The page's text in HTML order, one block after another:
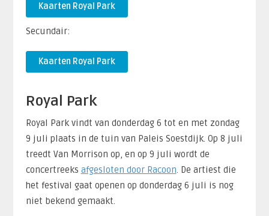
Kaarten Royal Park
Secundair:
Kaarten Royal Park
Royal Park
Royal Park vindt van donderdag 6 tot en met zondag
9 juli plaats in de tuin van Paleis Soestdijk. Op 8 juli
treedt Van Morrison op, en op 9 juli wordt de
concertreeks afgesloten door Racoon. De artiest die
het festival gaat openen op donderdag 6 juli is nog
niet bekend gemaakt.